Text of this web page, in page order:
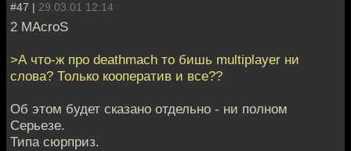
#47 | 29.03.01 12:14
2 MAcroS
>А что-ж про deathmach то бишь multiplayer ни
слова? Только кооператив и все??
Об этом будет сказано отдельно - ни полном
Серьезе.
Типа сюрприз.